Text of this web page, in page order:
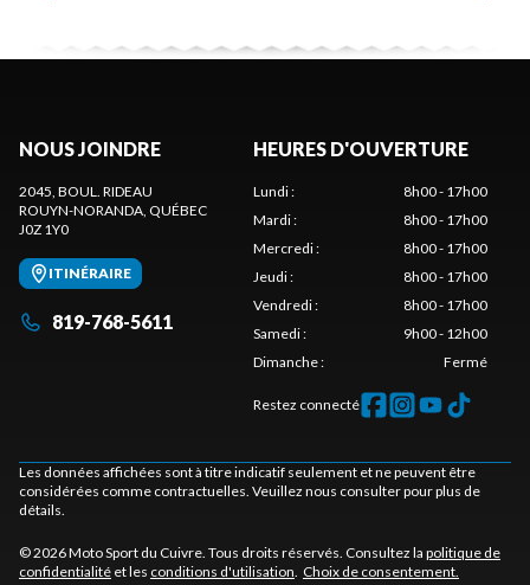
NOUS JOINDRE
2045, BOUL. RIDEAU
ROUYN-NORANDA , QUÉBEC
J0Z 1Y0
ITINÉRAIRE
819-768-5611
HEURES D'OUVERTURE
Lundi:
8h00 - 17h00
Mardi:
8h00 - 17h00
Mercredi:
8h00 - 17h00
Jeudi:
8h00 - 17h00
Vendredi:
8h00 - 17h00
Samedi:
9h00 - 12h00
Dimanche: Fermé
Restez connecté
Les données affichées sont à titre indicatif seulement et ne peuvent être
considérées comme contractuelles. Veuillez nous consulter pour plus de
détails.
© 2026 Moto Sport du Cuivre. Tous droits réservés. Consultez la politique de
confidentialité et les conditions d'utilisation Choix de consentement.